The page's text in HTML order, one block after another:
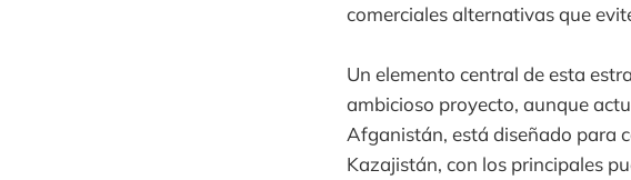
comerciales alternativas que
Un elemento central de esta
ambicioso proyecto, aunque
Afganistán, está diseñado para
Kazajistán, con los principales